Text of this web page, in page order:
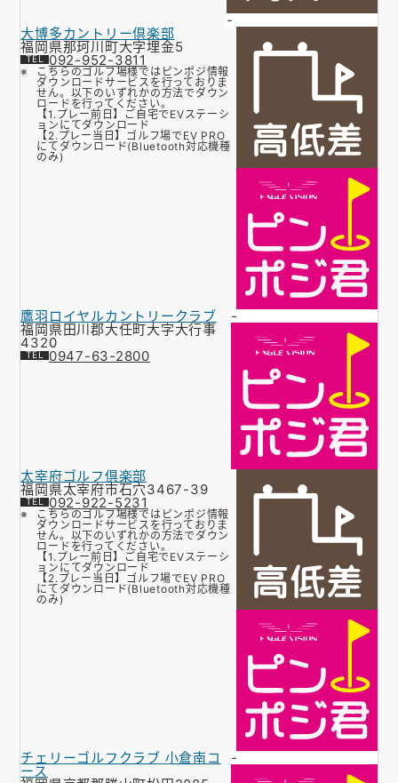
-
大博多カントリー倶楽部
福岡県那珂川町大字埋金5
092-952-3811
こちらのゴルフ場様ではピンポジ情報
ダウンロードサービスを行っておりま
せん。以下のいずれかの方法でダウン
ロードを行ってください。
【1.プレー前日】ご自宅でEVステーシ
ョンにてダウンロード
【2.プレー当日】ゴルフ場でEV PRO
にてダウンロード(Bluetooth対応機種
のみ)
鷹羽ロイヤルカントリークラブ
福岡県田川郡大任町大字大行事
4320
0947-63-2800
-
太宰府ゴルフ倶楽部
福岡県太宰府市石穴3467-39
092-922-5231
こちらのゴルフ場様ではピンポジ情報
ダウンロードサービスを行っておりま
せん。以下のいずれかの方法でダウン
ロードを行ってください。
【1.プレー前日】ご自宅でEVステーシ
ョンにてダウンロード
【2.プレー当日】ゴルフ場でEV PRO
にてダウンロード(Bluetooth対応機種
のみ)
チェリーゴルフクラブ 小倉南コ
ース
-